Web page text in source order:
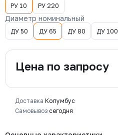
РУ 10 РУ 220
Диаметр номинальный
ДУ 50 ДУ 65 ДУ 80 ДУ 100
Цена по запросу
Доставка Колумбус
Самовывоз сегодня